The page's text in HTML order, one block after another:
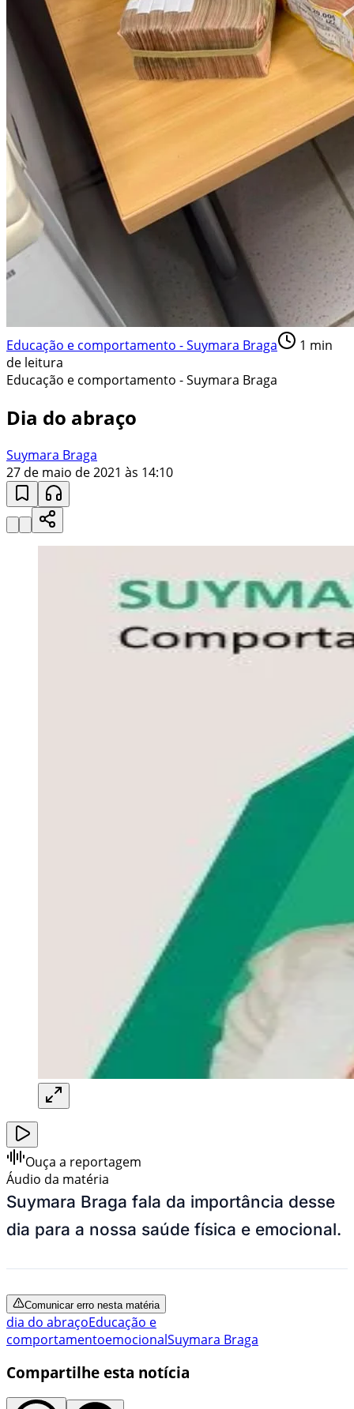
Educação e comportamento - Suymara Braga 1 min
de leitura
Educação e comportamento - Suymara Braga
Dia do abraço
Suymara Braga
27 de maio de 2021 às 14:10
Ouça a reportagem
Áudio da matéria
Suymara Braga fala da importância desse
dia para a nossa saúde física e emocional.
Comunicar erro nesta matéria
dia do abraçoEducação e
comportamentoemocionalSuymara Braga
Compartilhe esta notícia